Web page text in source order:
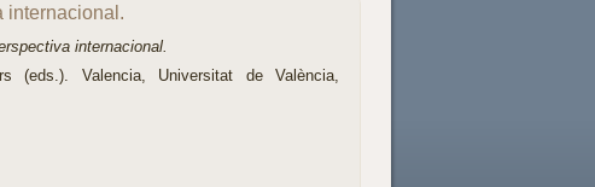
internacional.
internacional.
(eds.). Valencia, Universitat de València,